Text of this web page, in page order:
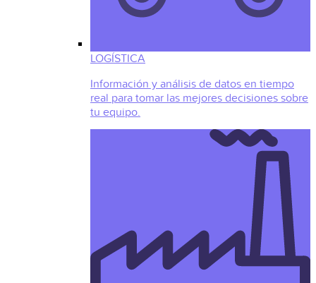
LOGÍSTICA
Información y análisis de datos en tiempo
real para tomar las mejores decisiones sobre
tu equipo.